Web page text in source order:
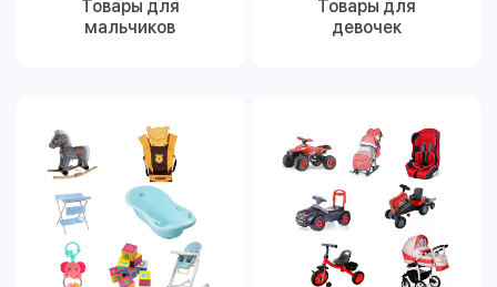
Товары для
мальчиков
Товары для
девочек